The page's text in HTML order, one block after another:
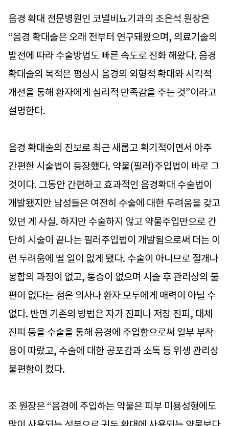
음경 확대 전문병원인 코넬비뇨기과의 조은석 원장은
“음경 확대술은 오래 전부터 연구돼왔으며, 의료기술의
발전에 따라 수술방법도 빠른 속도로 진화 해왔다. 음경
확대술의 목적은 평상시 음경의 외형적 확대와 시각적
개선을 통해 환자에게 심리적 만족감을 주는 것”이라고
설명한다.
음경 확대술의 진보로 최근 새롭고 획기적이면서 아주
간편한 시술법이 등장했다. 약물(필러)주입법이 바로 그
것이다. 그동안 간편하고 효과적인 음경확대 수술법이
개발됐지만 남성들은 여전히 수술에 대한 두려움을 갖고
있던 게 사실. 하지만 수술하지 않고 약물주입만으로 간
단히 시술이 끝나는 필러주입법이 개발됨으로써 더는 이
런 두려움에 떨 일이 없게 됐다. 수술이 아니므로 절개나
봉합의 과정이 없고, 통증이 없으며 시술 후 관리상의 불
편이 없다는 점은 의사나 환자 모두에게 매력이 아닐 수
없다. 반면 기존의 방법은 자가 진피나 저장 진피, 대체
진피 등을 수술을 통해 음경에 주입함으로써 일부 부작
용이 따랐고, 수술에 대한 공포감과 소독 등 위생 관리상
불편함이 컸다.
조 원장은 “음경에 주입하는 약물은 피부 미용성형에도